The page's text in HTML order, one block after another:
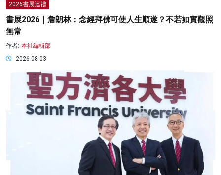
2026書展巡禮
書展2026｜詹朗林：念經拜佛可使人生順遂？不若如實觀照
無常
作者: 本社編輯部
2026-08-03